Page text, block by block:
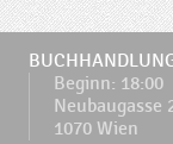
Beginn: 18:00
Neubaugasse
1070 Wien